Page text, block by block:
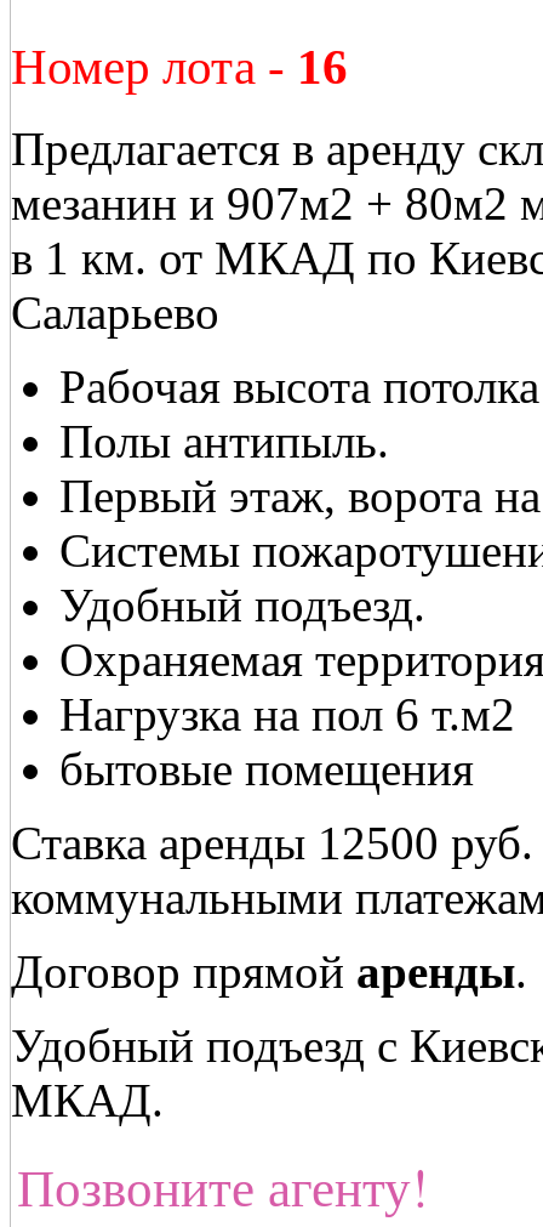
Номер лота - 16
Предлагается в аренду
мезанин и 907м2 + 80м2
в 1 км. от МКАД по
Саларьево
Рабочая высота
Полы антипыль.
Первый этаж, ворота
Системы
Удобный подъезд.
Охраняемая
Нагрузка на пол 6 т.м2
бытовые помещения
Ставка аренды 12500
коммунальными
Договор прямой аренды.
Удобный подъезд с
МКАД.
Позвоните агенту!